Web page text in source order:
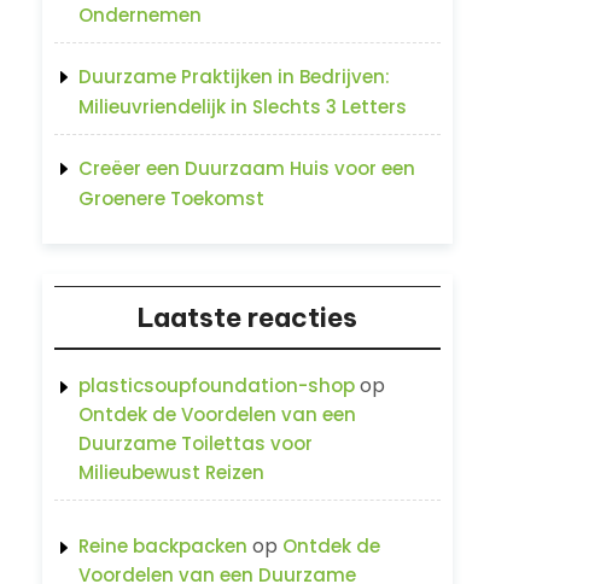
Ondernemen
Duurzame Praktijken in Bedrijven:
Milieuvriendelijk in Slechts 3 Letters
Creëer een Duurzaam Huis voor een
Groenere Toekomst
Laatste reacties
plasticsoupfoundation-shopop
Ontdek de Voordelen van een
Duurzame Toilettas voor
Milieubewust Reizen
Reine backpacken op Ontdek de
Voordelen van een Duurzame